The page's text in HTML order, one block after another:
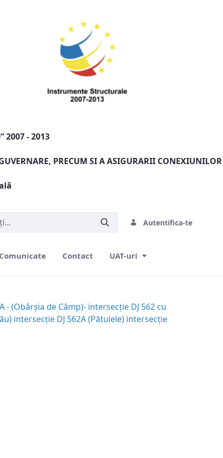
- 2013
PRECUM SI A ASIGURARII CONEXIUNILOR
Autentifica-te
Comunicate Contact UAT-uri
- (Obârșia de Câmp)- intersecție DJ 562 cu
intersecție DJ 562A (Pătulele) intersecție